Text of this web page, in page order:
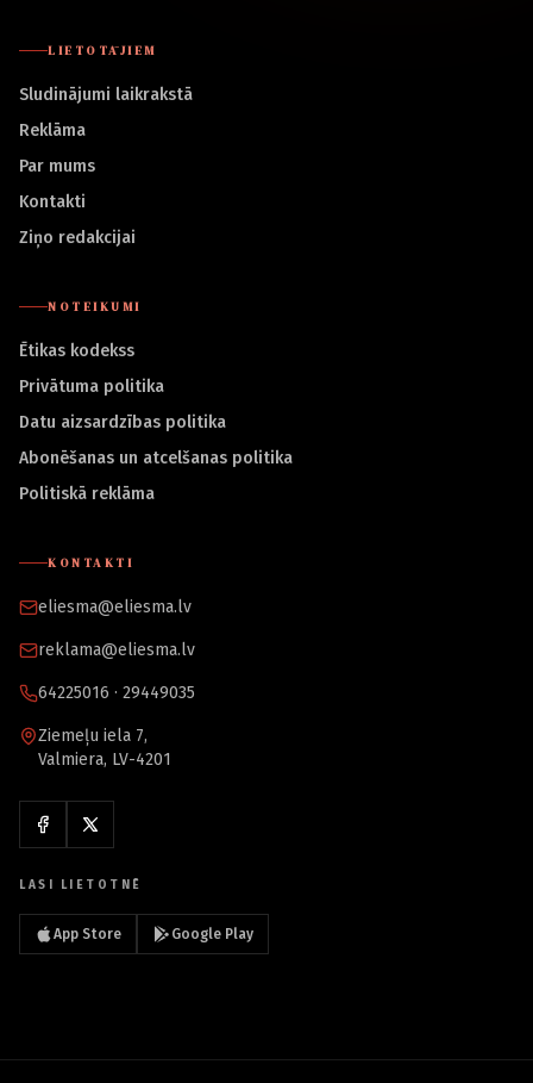
LIETOTĀJIEM
Sludinājumi laikrakstā
Reklāma
Par mums
Kontakti
Ziņo redakcijai
NOTEIKUMI
Ētikas kodekss
Privātuma politika
Datu aizsardzības politika
Abonēšanas un atcelšanas politika
Politiskā reklāma
KONTAKTI
eliesma@eliesma.lv
reklama@eliesma.lv
64225016 · 29449035
Ziemeļu iela 7,
Valmiera, LV-4201
LASI LIETOTNĒ
App Store Google Play